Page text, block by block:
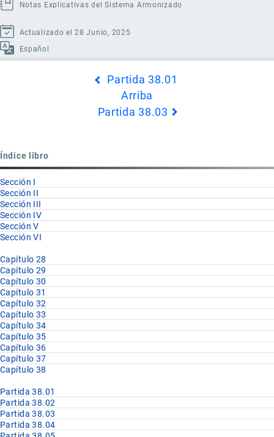
Notas Explicativas del Sistema Armonizado
Actualizado el 28 Junio, 2025
Español
38.02
Partida 38.01
Arriba
Partida 38.03
Índice libro
Sección I
Sección II
Sección III
Sección IV
Sección V
Sección VI
Capítulo 28
Capítulo 29
Capítulo 30
Capítulo 31
Capítulo 32
Capítulo 33
Capítulo 34
Capítulo 35
Capítulo 36
Capítulo 37
Capítulo 38
Partida 38.01
Partida 38.02
Partida 38.03
Partida 38.04